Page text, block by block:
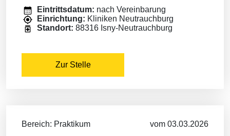
Eintrittsdatum: nach Vereinbarung
Einrichtung: Kliniken Neutrauchburg
Standort: 88316 Isny-Neutrauchburg
Zur Stelle
Bereich: Praktikum
vom 03.03.2026